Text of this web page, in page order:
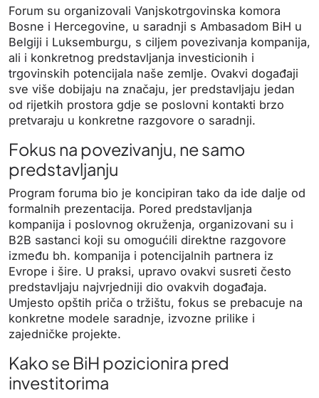
Forum su organizovali Vanjskotrgovinska komora
Bosne i Hercegovine, u saradnji s Ambasadom BiH u
Belgiji i Luksemburgu, s ciljem povezivanja kompanija,
ali i konkretnog predstavljanja investicionih i
trgovinskih potencijala naše zemlje. Ovakvi događaji
sve više dobijaju na značaju, jer predstavljaju jedan
od rijetkih prostora gdje se poslovni kontakti brzo
pretvaraju u konkretne razgovore o saradnji.
Fokus na povezivanju, ne samo
predstavljanju
Program foruma bio je koncipiran tako da ide dalje od
formalnih prezentacija. Pored predstavljanja
kompanija i poslovnog okruženja, organizovani su i
B2B sastanci koji su omogućili direktne razgovore
između bh. kompanija i potencijalnih partnera iz
Evrope i šire. U praksi, upravo ovakvi susreti često
predstavljaju najvrjedniji dio ovakvih događaja.
Umjesto opštih priča o tržištu, fokus se prebacuje na
konkretne modele saradnje, izvozne prilike i
zajedničke projekte.
Kako se BiH pozicionira pred
investitorima